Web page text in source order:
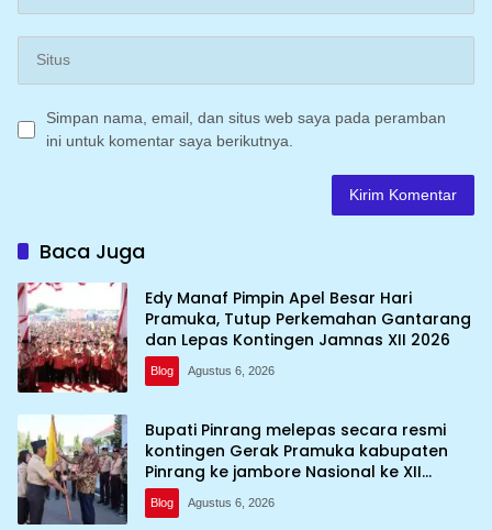
Simpan nama, email, dan situs web saya pada peramban
ini untuk komentar saya berikutnya.
Baca Juga
Edy Manaf Pimpin Apel Besar Hari
Pramuka, Tutup Perkemahan Gantarang
dan Lepas Kontingen Jamnas XII 2026
Blog Agustus 6, 2026
Bupati Pinrang melepas secara resmi
kontingen Gerak Pramuka kabupaten
Pinrang ke jambore Nasional ke XII
kebumi perkemahan Cibubur
Blog Agustus 6, 2026